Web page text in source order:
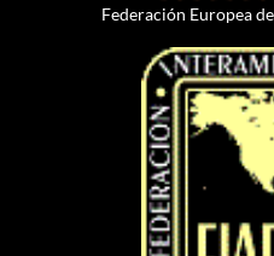
Federación Europea